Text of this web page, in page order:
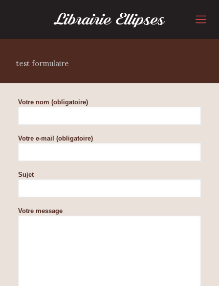
test formulaire
Votre nom (obligatoire)
Votre e-mail (obligatoire)
Sujet
Votre message